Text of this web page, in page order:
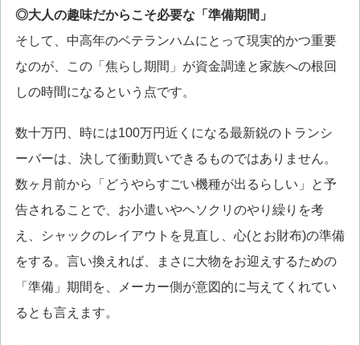
◎大人の趣味だからこそ必要な「準備期間」
そして、中高年のベテランハムにとって現実的かつ重要
なのが、この「焦らし期間」が資金調達と家族への根回
しの時間になるという点です。
数十万円、時には100万円近くになる最新鋭のトランシ
ーバーは、決して衝動買いできるものではありません。
数ヶ月前から「どうやらすごい機種が出るらしい」と予
告されることで、お小遣いやヘソクリのやり繰りを考
え、シャックのレイアウトを見直し、心(とお財布)の準備
をする。言い換えれば、まさに大物をお迎えするための
「準備」期間を、メーカー側が意図的に与えてくれてい
るとも言えます。